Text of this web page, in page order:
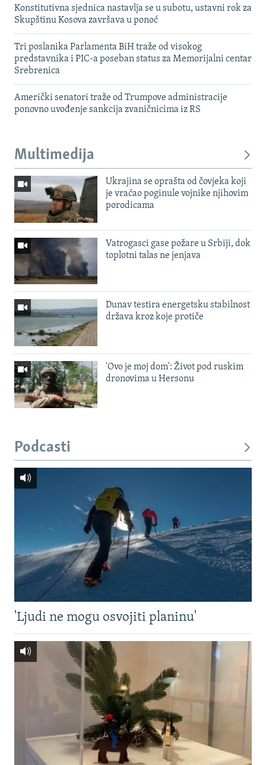
Konstitutivna sjednica nastavlja se u subotu, ustavni rok za
Skupštinu Kosova završava u ponoć
Tri poslanika Parlamenta BiH traže od visokog
predstavnika i PIC-a poseban status za Memorijalni centar
Srebrenica
Američki senatori traže od Trumpove administracije
ponovno uvođenje sankcija zvaničnicima iz RS
Multimedija
Ukrajina se oprašta od čovjeka koji
je vraćao poginule vojnike njihovim
porodicama
Vatrogasci gase požare u Srbiji, dok
toplotni talas ne jenjava
Dunav testira energetsku stabilnost
država kroz koje protiče
'Ovo je moj dom': Život pod ruskim
dronovima u Hersonu
Podcasti
'Ljudi ne mogu osvojiti planinu'